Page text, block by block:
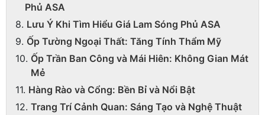
Phủ ASA
Lưu Ý Khi Tìm Hiểu Giá Lam Sóng Phủ ASA
Ốp Tường Ngoại Thất: Tăng Tính Thẩm Mỹ
Ốp Trần Ban Công và Mái Hiên: Không Gian Mát
Mẻ
Hàng Rào và Cổng: Bền Bỉ và Nổi Bật
Trang Trí Cảnh Quan: Sáng Tạo và Nghệ Thuật